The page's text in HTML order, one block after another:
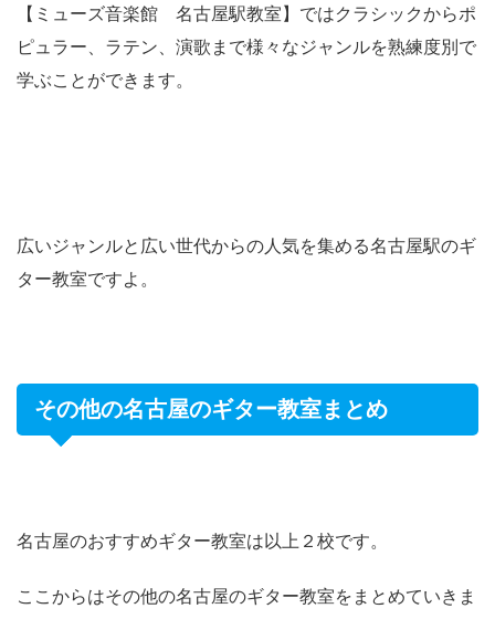
【ミューズ音楽館 名古屋駅教室】ではクラシックからポ
ピュラー、ラテン、演歌まで様々なジャンルを熟練度別で
学ぶことができます。
広いジャンルと広い世代からの人気を集める名古屋駅のギ
ター教室ですよ。
その他の名古屋のギター教室まとめ
名古屋のおすすめギター教室は以上２校です。
ここからはその他の名古屋のギター教室をまとめていきま